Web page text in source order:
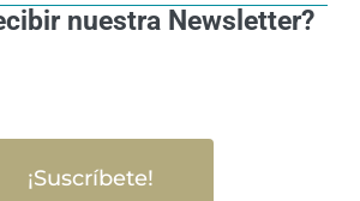
nuestra Newsletter?
¡Suscríbete!